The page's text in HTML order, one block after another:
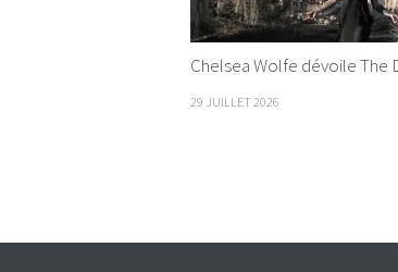
Chelsea Wolfe dévoile The
29 JUILLET 2026